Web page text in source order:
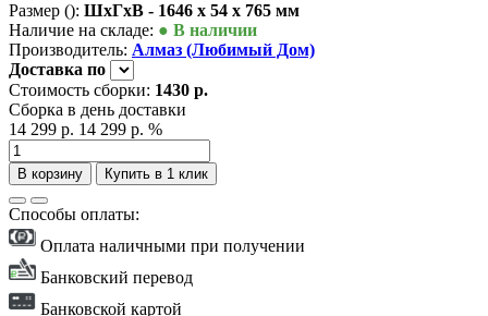
Размер (): ШxГxВ - 1646 x 54 x 765 мм
Наличие на складе: ● В наличии
Производитель: Алмаз (Любимый Дом)
Доставка по
Стоимость сборки: 1430 р.
Сборка в день доставки
14 299 р. 14 299 р. %
В корзину Купить в 1 клик
Способы оплаты:
Оплата наличными при получении
Банковский перевод
Банковской картой